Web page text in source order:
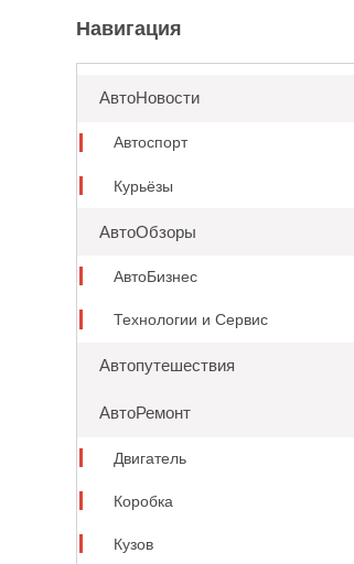
Навигация
АвтоНовости
Автоспорт
Курьёзы
АвтоОбзоры
АвтоБизнес
Технологии и Сервис
Автопутешествия
АвтоРемонт
Двигатель
Коробка
Кузов